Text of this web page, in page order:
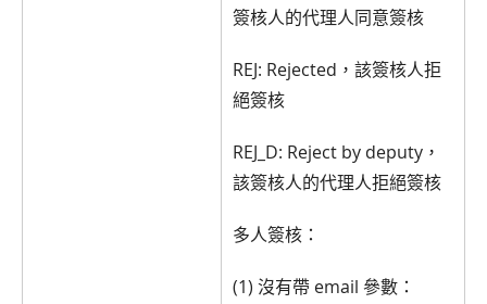
簽核人的代理人同意簽核
REJ: Rejected，該簽核人拒
絕簽核
REJ_D: Reject by deputy，
該簽核人的代理人拒絕簽核
多人簽核：
(1) 沒有帶 email 參數：